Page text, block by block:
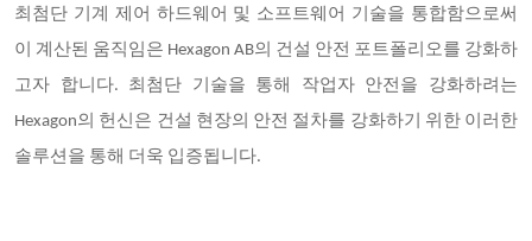
최첨단 기계 제어 하드웨어 및 소프트웨어 기술을 통합함으로써
이 계산된 움직임은 Hexagon AB의 건설 안전 포트폴리오를 강화하
고자 합니다. 최첨단 기술을 통해 작업자 안전을 강화하려는
Hexagon의 헌신은 건설 현장의 안전 절차를 강화하기 위한 이러한
솔루션을 통해 더욱 입증됩니다.